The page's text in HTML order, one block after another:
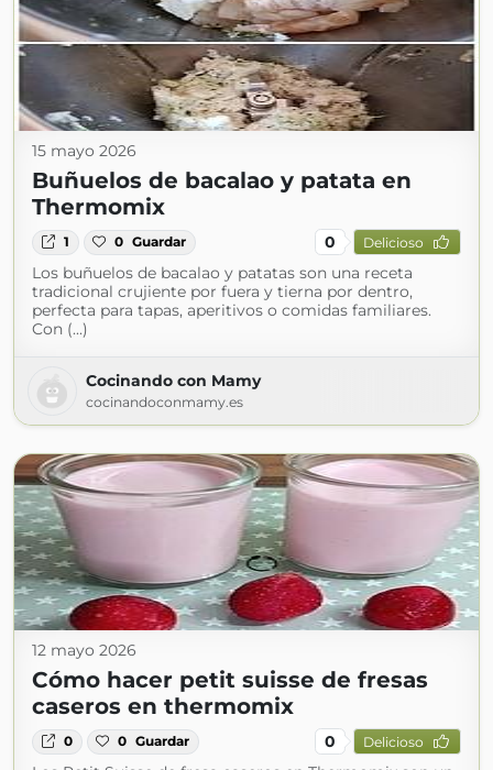
15 mayo 2026
Buñuelos de bacalao y patata en
Thermomix
1 0 Guardar 0 Delicioso
Los buñuelos de bacalao y patatas son una receta
tradicional crujiente por fuera y tierna por dentro,
perfecta para tapas, aperitivos o comidas familiares.
Con (...)
Cocinando con Mamy
cocinandoconmamy.es
12 mayo 2026
Cómo hacer petit suisse de fresas
caseros en thermomix
0 0 Guardar 0 Delicioso